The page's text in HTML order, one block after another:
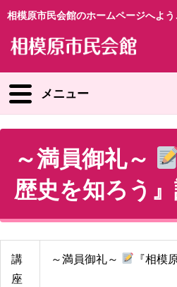
相模原市民会館のホームページへよ
メニュー
～満員御礼～
歴史を知ろう
講
座
～満員御礼～ 『相模